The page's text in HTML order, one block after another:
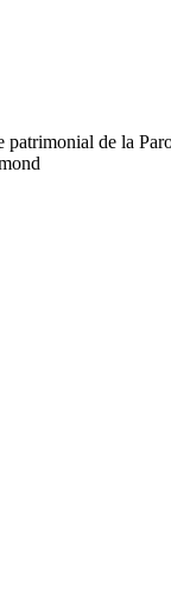
patrimonial de la